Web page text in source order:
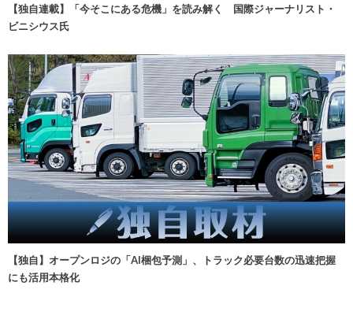
【独自連載】「今そこにある危機」を読み解く 国際ジャーナリスト・
ビニシウス氏
【独自】オープンロジの「AI梱包予測」、トラック必要台数の迅速把握
にも活用本格化